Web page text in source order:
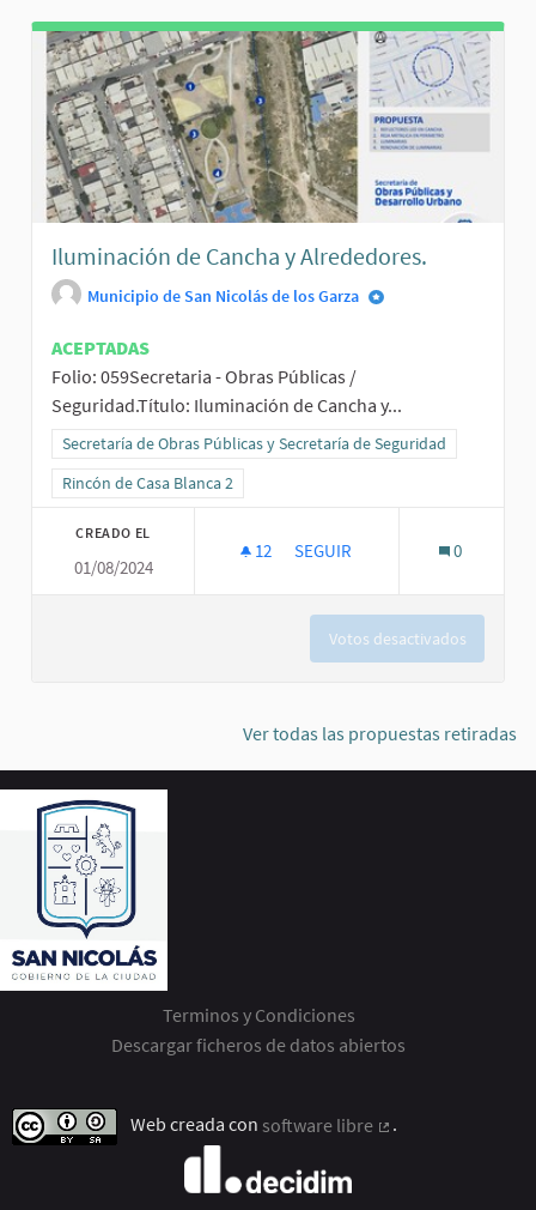
Iluminación de Cancha y Alrededores.
Municipio de San Nicolás de los Garza
ACEPTADAS
Folio: 059Secretaria - Obras Públicas /
Seguridad.Título: Iluminación de Cancha y...
Resultados al filtrar por la categoría: Secretaría de Obras Públicas
Secretaría de Obras Públicas y Secretaría de Seguridad
Resultados al filtrar por el ámbito: Rincón de Casa Blanca 2
Rincón de Casa Blanca 2
CREADO EL
01/08/2024
12 12 SEGUIDORAS
SEGUIR 0
Votos desactivados
Ver todas las propuestas retiradas
Terminos y Condiciones
Descargar ficheros de datos abiertos
Web creada con software libre
.